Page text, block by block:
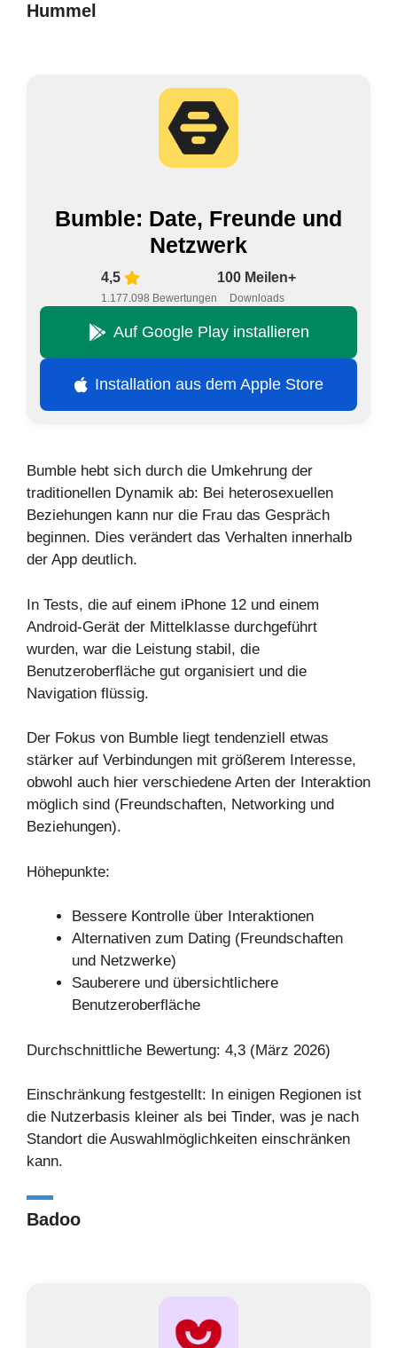
Hummel
Bumble: Date, Freunde und
Netzwerk
4,5
1.177.098 Bewertungen
100 Meilen+
Downloads
Auf Google Play installieren
Installation aus dem Apple Store
Bumble hebt sich durch die Umkehrung der
traditionellen Dynamik ab: Bei heterosexuellen
Beziehungen kann nur die Frau das Gespräch
beginnen. Dies verändert das Verhalten innerhalb
der App deutlich.
In Tests, die auf einem iPhone 12 und einem
Android-Gerät der Mittelklasse durchgeführt
wurden, war die Leistung stabil, die
Benutzeroberfläche gut organisiert und die
Navigation flüssig.
Der Fokus von Bumble liegt tendenziell etwas
stärker auf Verbindungen mit größerem Interesse,
obwohl auch hier verschiedene Arten der Interaktion
möglich sind (Freundschaften, Networking und
Beziehungen).
Höhepunkte:
Bessere Kontrolle über Interaktionen
Alternativen zum Dating (Freundschaften
und Netzwerke)
Sauberere und übersichtlichere
Benutzeroberfläche
Durchschnittliche Bewertung: 4,3 (März 2026)
Einschränkung festgestellt: In einigen Regionen ist
die Nutzerbasis kleiner als bei Tinder, was je nach
Standort die Auswahlmöglichkeiten einschränken
kann.
Badoo